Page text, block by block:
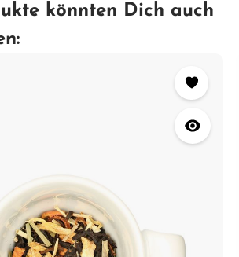
könnten Dich auch